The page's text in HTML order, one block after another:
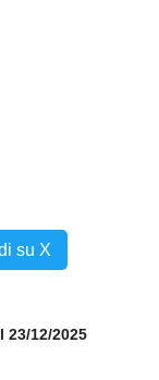
su X
23/12/2025